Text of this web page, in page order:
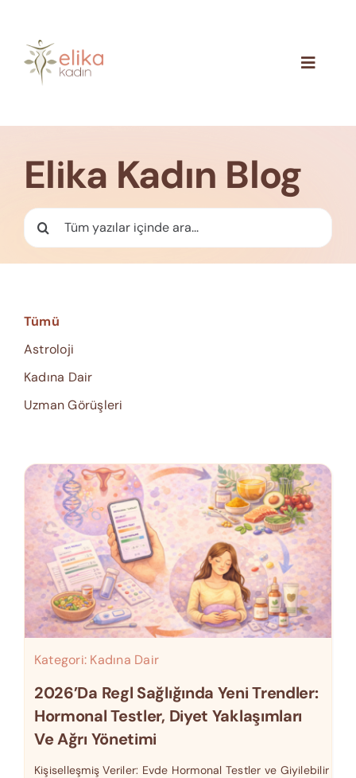
content
Toggle
İletişim
Elika Kadın Blog
Ara:
Tümü
Astroloji
Kadına Dair
Uzman Görüşleri
Kategori: Kadına Dair
2026’da Regl Sağlığında Yeni Trendler:
Hormonal Testler, Diyet Yaklaşımları
Ve Ağrı Yönetimi
Kişiselleşmiş Veriler: Evde Hormonal Testler ve Giyilebilir